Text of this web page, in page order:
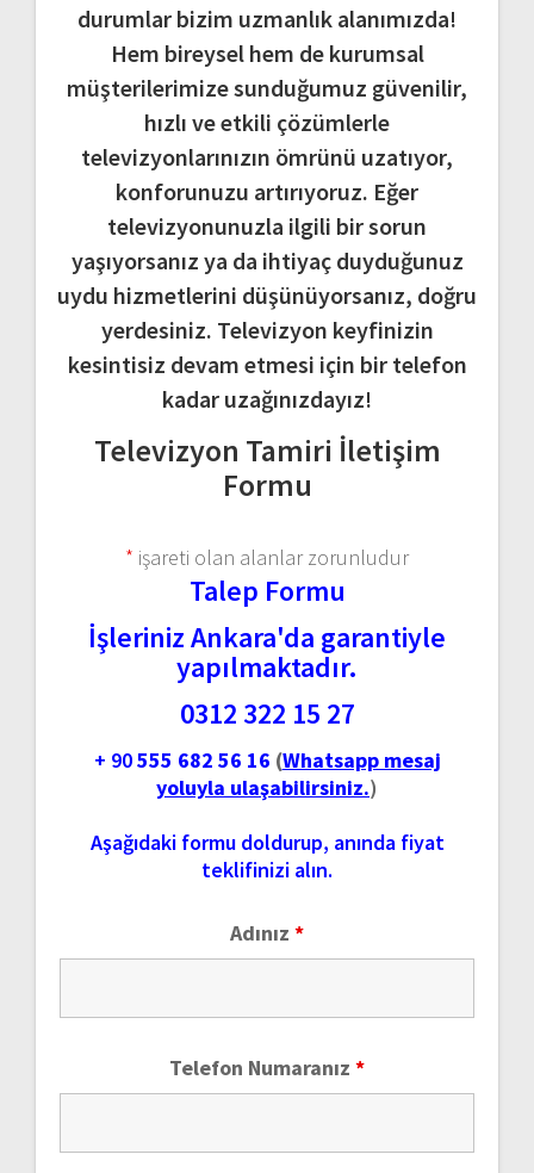
durumlar bizim uzmanlık alanımızda!
Hem bireysel hem de kurumsal
müşterilerimize sunduğumuz güvenilir,
hızlı ve etkili çözümlerle
televizyonlarınızın ömrünü uzatıyor,
konforunuzu artırıyoruz. Eğer
televizyonunuzla ilgili bir sorun
yaşıyorsanız ya da ihtiyaç duyduğunuz
uydu hizmetlerini düşünüyorsanız, doğru
yerdesiniz. Televizyon keyfinizin
kesintisiz devam etmesi için bir telefon
kadar uzağınızdayız!
Televizyon Tamiri İletişim
Formu
* işareti olan alanlar zorunludur
Talep Formu
İşleriniz Ankara'da garantiyle
yapılmaktadır.
0312 322 15 27
+ 90555 682 56 16 (Whatsapp mesaj
yoluyla ulaşabilirsiniz.)
Aşağıdaki formu doldurup, anında fiyat
teklifinizi alın.
Adınız *
Telefon Numaranız *